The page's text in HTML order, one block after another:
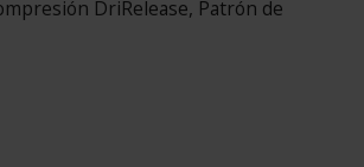
DriRelease, Patrón de